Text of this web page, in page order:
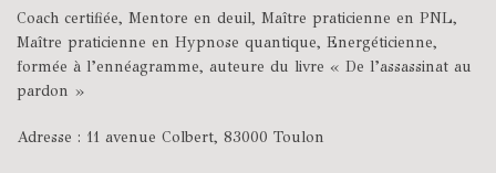
Coach certifiée, Mentore en deuil, Maître praticienne en PNL,
Maître praticienne en Hypnose quantique, Energéticienne,
formée à l’ennéagramme, auteure du livre « De l’assassinat au
pardon »
Adresse : 11 avenue Colbert, 83000 Toulon